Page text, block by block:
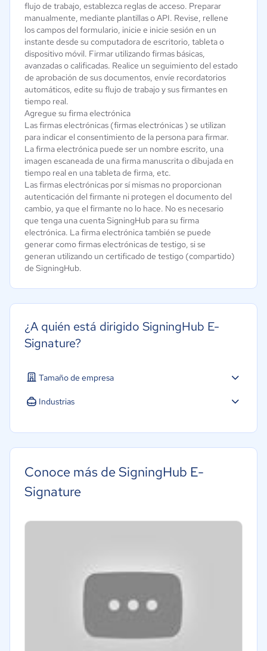
flujo de trabajo, establezca reglas de acceso. Preparar
manualmente, mediante plantillas o API. Revise, rellene
los campos del formulario, inicie e inicie sesión en un
instante desde su computadora de escritorio, tableta o
dispositivo móvil. Firmar utilizando firmas básicas,
avanzadas o calificadas. Realice un seguimiento del estado
de aprobación de sus documentos, envíe recordatorios
automáticos, edite su flujo de trabajo y sus firmantes en
tiempo real.
Agregue su firma electrónica
Las firmas electrónicas (firmas electrónicas ) se utilizan
para indicar el consentimiento de la persona para firmar.
La firma electrónica puede ser un nombre escrito, una
imagen escaneada de una firma manuscrita o dibujada en
tiempo real en una tableta de firma, etc.
Las firmas electrónicas por sí mismas no proporcionan
autenticación del firmante ni protegen el documento del
cambio, ya que el firmante no lo hace. No es necesario
que tenga una cuenta SigningHub para su firma
electrónica. La firma electrónica también se puede
generar como firmas electrónicas de testigo, si se
generan utilizando un certificado de testigo (compartido)
de SigningHub.
¿A quién está dirigido SigningHub E-
Signature?
Tamaño de empresa
Industrias
Conoce más de SigningHub E-
Signature